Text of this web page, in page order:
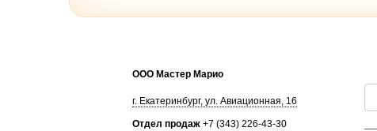
ООО Мастер Марио
г. Екатеринбург, ул. Авиационная, 16
Отдел продаж +7 (343) 226-43-30